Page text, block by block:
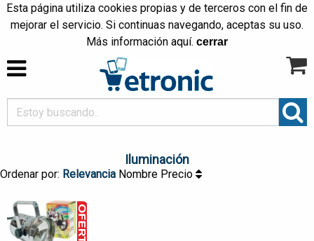
Esta página utiliza cookies propias y de terceros con el fin de
mejorar el servicio. Si continuas navegando, aceptas su uso.
Más información aquí. cerrar
Iluminación
Ordenar por: Relevancia Nombre Precio